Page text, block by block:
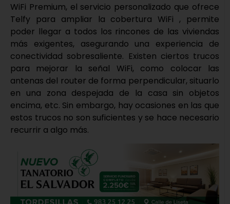
WiFi Premium, el servicio personalizado que ofrece
Telfy para ampliar la cobertura WiFi , permite
poder llegar a todos los rincones de las viviendas
más exigentes, asegurando una experiencia de
conectividad sobresaliente. Existen ciertos trucos
para mejorar la señal WiFi, como colocar las
antenas del router de forma perpendicular, situarlo
en una zona despejada de la casa sin objetos
encima, etc. Sin embargo, hay ocasiones en las que
estos trucos no son suficientes y se hace necesario
recurrir a algo más.